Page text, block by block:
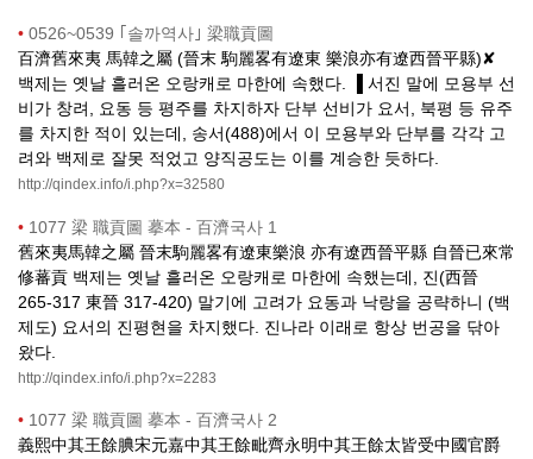
• 0526~0539 ｢솔까역사｣ 梁職貢圖
百濟舊來夷 馬韓之屬 (晉末 駒麗畧有遼東 樂浪亦有遼西晉平縣)✘
백제는 옛날 흘러온 오랑캐로 마한에 속했다. ▐ 서진 말에 모용부 선
비가 창려, 요동 등 평주를 차지하자 단부 선비가 요서, 북평 등 유주
를 차지한 적이 있는데, 송서(488)에서 이 모용부와 단부를 각각 고
려와 백제로 잘못 적었고 양직공도는 이를 계승한 듯하다.
http://qindex.info/i.php?x=32580
• 1077 梁 職貢圖 摹本 - 百濟국사 1
舊來夷馬韓之屬 晉末駒麗畧有遼東樂浪 亦有遼西晉平縣 自晉已來常
修蕃貢 백제는 옛날 흘러온 오랑캐로 마한에 속했는데, 진(西晉
265-317 東晉 317-420) 말기에 고려가 요동과 낙랑을 공략하니 (백
제도) 요서의 진평현을 차지했다. 진나라 이래로 항상 번공을 닦아
왔다.
http://qindex.info/i.php?x=2283
• 1077 梁 職貢圖 摹本 - 百濟국사 2
義熙中其王餘腆宋元嘉中其王餘毗齊永明中其王餘太皆受中國官爵